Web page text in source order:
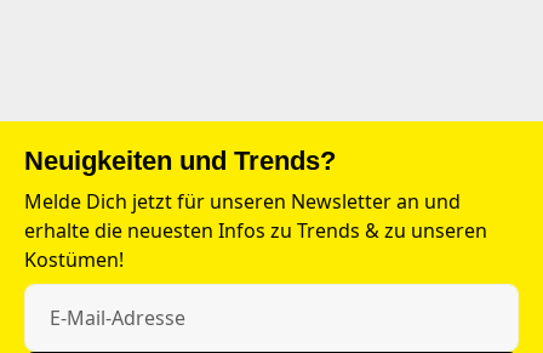
Neuigkeiten und Trends?
Melde Dich jetzt für unseren Newsletter an und
erhalte die neuesten Infos zu Trends & zu unseren
Kostümen!